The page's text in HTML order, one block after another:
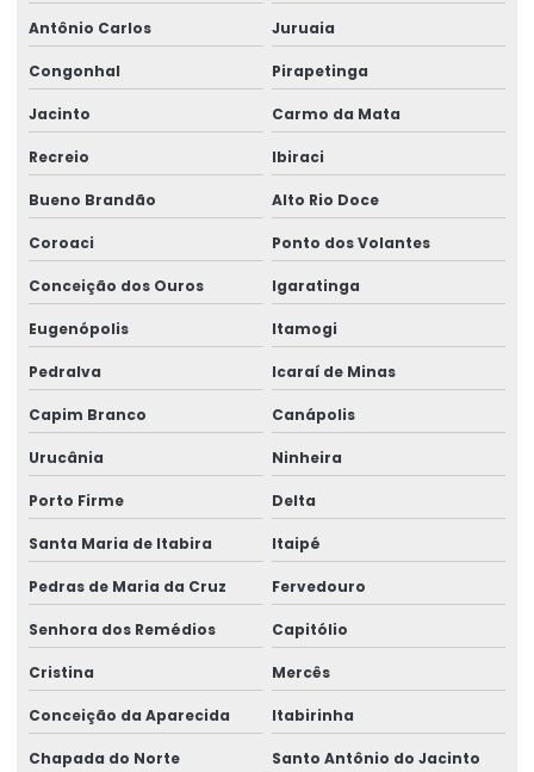
Antônio Carlos Juruaia
Congonhal Pirapetinga
Jacinto Carmo da Mata
Recreio Ibiraci
Bueno Brandão Alto Rio Doce
Coroaci Ponto dos Volantes
Conceição dos Ouros Igaratinga
Eugenópolis Itamogi
Pedralva Icaraí de Minas
Capim Branco Canápolis
Urucânia Ninheira
Porto Firme Delta
Santa Maria de Itabira Itaipé
Pedras de Maria da Cruz Fervedouro
Senhora dos Remédios Capitólio
Cristina Mercês
Conceição da Aparecida Itabirinha
Chapada do Norte Santo Antônio do Jacinto